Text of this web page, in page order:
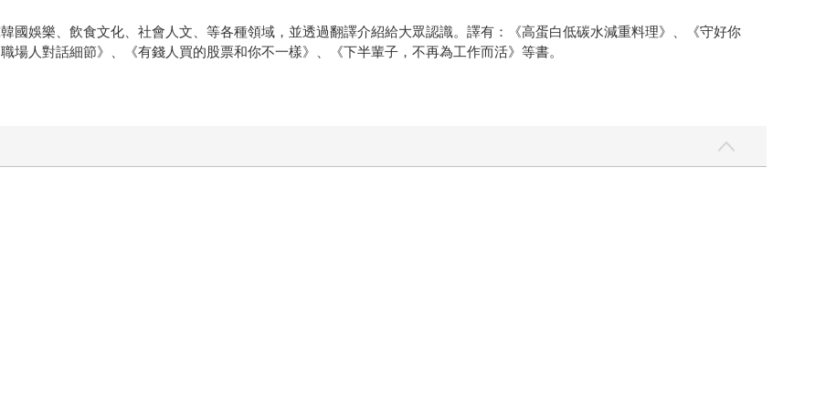
國娛樂、飲食文化、社會人文、等各種領域，並透過翻譯介紹給大眾認識。譯有：《高蛋白低碳水減重料理》、《守好你
場人對話細節》、《有錢人買的股票和你不一樣》、《下半輩子，不再為工作而活》等書。